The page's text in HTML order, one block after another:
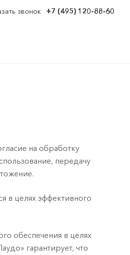
+7 (495) 120-88-60
звонок
на обработку
передачу
в целях эффективного
обеспечения в целях
гарантирует, что